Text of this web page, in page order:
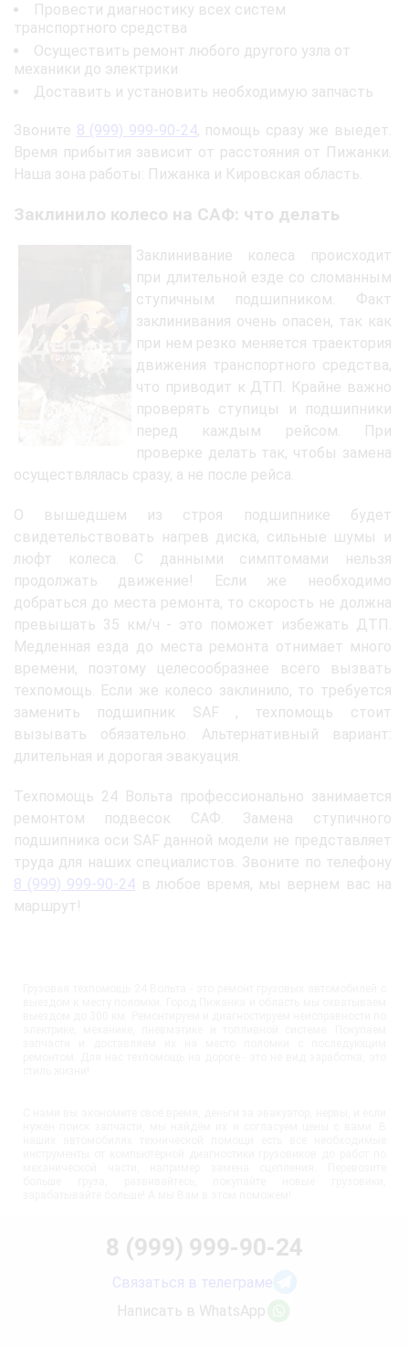
Провести диагностику всех систем
транспортного средства
Осуществить ремонт любого другого узла от
механики до электрики
Доставить и установить необходимую запчасть
Звоните 8 (999) 999-90-24, помощь сразу же выедет.
Время прибытия зависит от расстояния от Пижанки.
Наша зона работы: Пижанка и Кировская область.
Заклинило колесо на САФ: что делать
Заклинивание колеса происходит
при длительной езде со сломанным
ступичным подшипником. Факт
заклинивания очень опасен, так как
при нем резко меняется траектория
движения транспортного средства,
что приводит к ДТП. Крайне важно
проверять ступицы и подшипники
перед каждым рейсом. При
проверке делать так, чтобы замена
осуществлялась сразу, а не после рейса.
О вышедшем из строя подшипнике будет
свидетельствовать нагрев диска, сильные шумы и
люфт колеса. С данными симптомами нельзя
продолжать движение! Если же необходимо
добраться до места ремонта, то скорость не должна
превышать 35 км/ч - это поможет избежать ДТП.
Медленная езда до места ремонта отнимает много
времени, поэтому целесообразнее всего вызвать
техпомощь. Если же колесо заклинило, то требуется
заменить подшипник SAF , техпомощь стоит
вызывать обязательно. Альтернативный вариант:
длительная и дорогая эвакуация.
Техпомощь 24 Вольта профессионально занимается
ремонтом подвесок САФ. Замена ступичного
подшипника оси SAF данной модели не представляет
труда для наших специалистов. Звоните по телефону
8 (999) 999-90-24 в любое время, мы вернем вас на
маршрут!
8 (999) 999-90-24
Связаться в телеграме
Написать в WhatsApp